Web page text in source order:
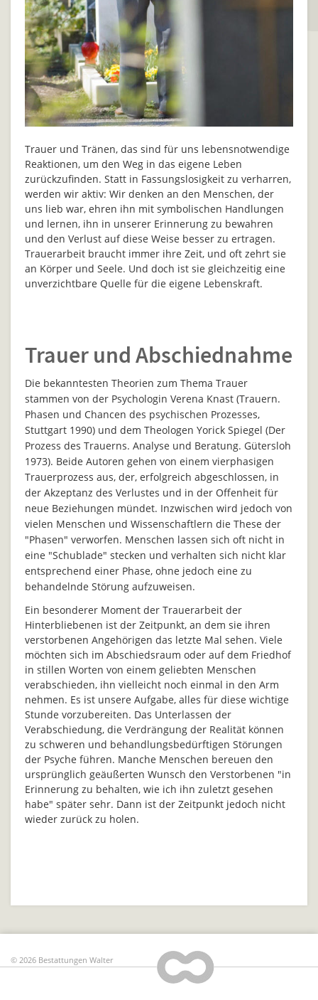
Trauer und Tränen, das sind für uns lebensnotwendige
Reaktionen, um den Weg in das eigene Leben
zurückzufinden. Statt in Fassungslosigkeit zu verharren,
werden wir aktiv: Wir denken an den Menschen, der
uns lieb war, ehren ihn mit symbolischen Handlungen
und lernen, ihn in unserer Erinnerung zu bewahren
und den Verlust auf diese Weise besser zu ertragen.
Trauerarbeit braucht immer ihre Zeit, und oft zehrt sie
an Körper und Seele. Und doch ist sie gleichzeitig eine
unverzichtbare Quelle für die eigene Lebenskraft.
Trauer und Abschiednahme
Die bekanntesten Theorien zum Thema Trauer
stammen von der Psychologin Verena Knast (Trauern.
Phasen und Chancen des psychischen Prozesses,
Stuttgart 1990) und dem Theologen Yorick Spiegel (Der
Prozess des Trauerns. Analyse und Beratung. Gütersloh
1973). Beide Autoren gehen von einem vierphasigen
Trauerprozess aus, der, erfolgreich abgeschlossen, in
der Akzeptanz des Verlustes und in der Offenheit für
neue Beziehungen mündet. Inzwischen wird jedoch von
vielen Menschen und Wissenschaftlern die These der
"Phasen" verworfen. Menschen lassen sich oft nicht in
eine "Schublade" stecken und verhalten sich nicht klar
entsprechend einer Phase, ohne jedoch eine zu
behandelnde Störung aufzuweisen.
Ein besonderer Moment der Trauerarbeit der
Hinterbliebenen ist der Zeitpunkt, an dem sie ihren
verstorbenen Angehörigen das letzte Mal sehen. Viele
möchten sich im Abschiedsraum oder auf dem Friedhof
in stillen Worten von einem geliebten Menschen
verabschieden, ihn vielleicht noch einmal in den Arm
nehmen. Es ist unsere Aufgabe, alles für diese wichtige
Stunde vorzubereiten. Das Unterlassen der
Verabschiedung, die Verdrängung der Realität können
zu schweren und behandlungsbedürftigen Störungen
der Psyche führen. Manche Menschen bereuen den
ursprünglich geäußerten Wunsch den Verstorbenen "in
Erinnerung zu behalten, wie ich ihn zuletzt gesehen
habe" später sehr. Dann ist der Zeitpunkt jedoch nicht
wieder zurück zu holen.
© 2026 Bestattungen Walter